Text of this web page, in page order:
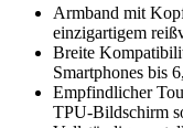
Armband mit
einzigartigem
Breite
Smartphones bis
Empfindlicher
TPU-Bildschirm